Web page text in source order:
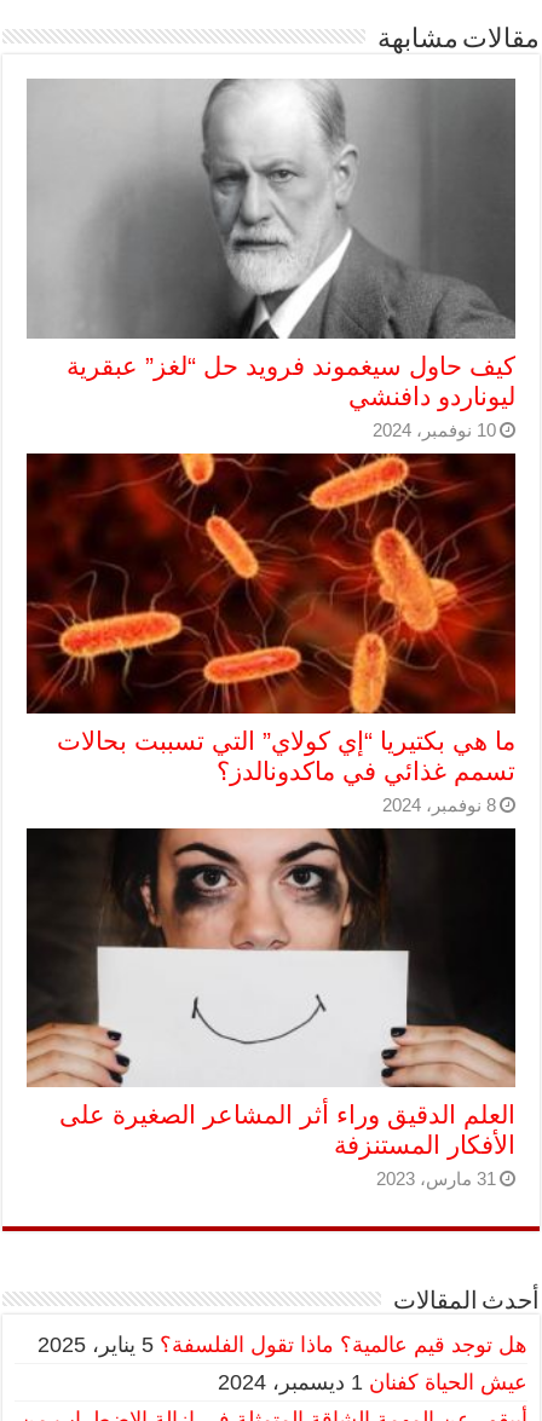
مقالات مشابهة
كيف حاول سيغموند فرويد حل “لغز” عبقرية
ليوناردو دافنشي
10 نوفمبر، 2024
ما هي بكتيريا “إي كولاي” التي تسببت بحالات
تسمم غذائي في ماكدونالدز؟
8 نوفمبر، 2024
العلم الدقيق وراء أثر المشاعر الصغيرة على
الأفكار المستنزفة
31 مارس، 2023
أحدث المقالات
هل توجد قيم عالمية؟ ماذا تقول الفلسفة؟ 5 يناير، 2025
عيش الحياة كفنان 1 ديسمبر، 2024